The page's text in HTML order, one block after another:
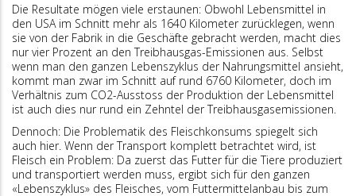
Die Resultate mögen viele erstaunen: Obwohl Lebensmittel in
den USA im Schnitt mehr als 1640 Kilometer zurücklegen, wenn
sie von der Fabrik in die Geschäfte gebracht werden, macht dies
nur vier Prozent an den Treibhausgas-Emissionen aus. Selbst
wenn man den ganzen Lebenszyklus der Nahrungsmittel ansieht,
kommt man zwar im Schnitt auf rund 6760 Kilometer, doch im
Verhältnis zum CO2-Ausstoss der Produktion der Lebensmittel
ist auch dies nur rund ein Zehntel der Treibhausgasemissionen.
Dennoch: Die Problematik des Fleischkonsums spiegelt sich
auch hier. Wenn der Transport komplett betrachtet wird, ist
Fleisch ein Problem: Da zuerst das Futter für die Tiere produziert
und transportiert werden muss, ergibt sich für den ganzen
«Lebenszyklus» des Fleisches, vom Futtermittelanbau bis zum